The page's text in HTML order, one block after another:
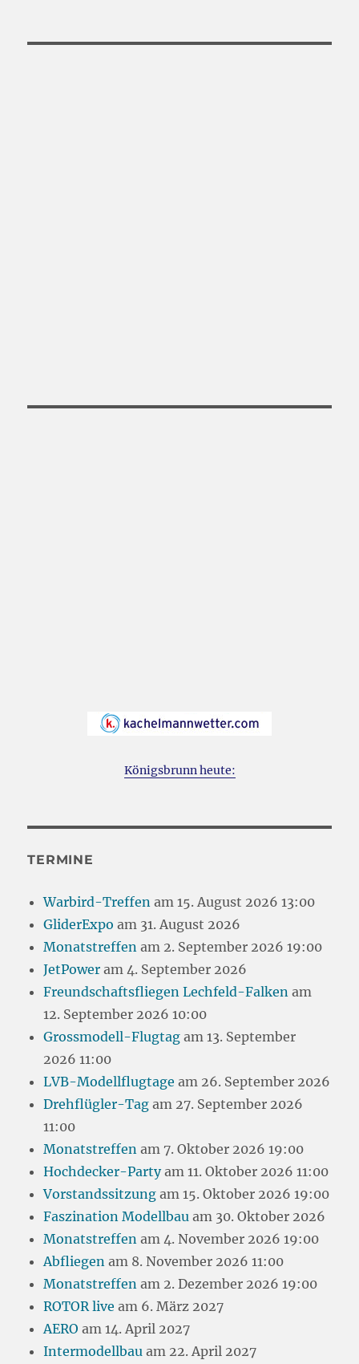
Königsbrunn heute:
TERMINE
Warbird-Treffen am 15. August 2026 13:00
GliderExpo am 31. August 2026
Monatstreffen am 2. September 2026 19:00
JetPower am 4. September 2026
Freundschaftsfliegen Lechfeld-Falken am
12. September 2026 10:00
Grossmodell-Flugtag am 13. September
2026 11:00
LVB-Modellflugtage am 26. September 2026
Drehflügler-Tag am 27. September 2026
11:00
Monatstreffen am 7. Oktober 2026 19:00
Hochdecker-Partyam 11. Oktober 2026 11:00
Vorstandssitzung am 15. Oktober 2026 19:00
Faszination Modellbau am 30. Oktober 2026
Monatstreffen am 4. November 2026 19:00
Abfliegen am 8. November 2026 11:00
Monatstreffen am 2. Dezember 2026 19:00
ROTOR live am 6. März 2027
AERO am 14. April 2027
Intermodellbau am 22. April 2027